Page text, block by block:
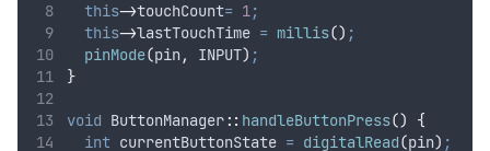
this->touchCount= 1;
this->lastTouchTime = millis() ;
pinMode(pin, INPUT) ;
}
void ButtonManager:: handleButtonPress()
{
int currentButtonState = digitalRead(pin) ;